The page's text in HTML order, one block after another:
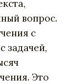
вопрос.
с
задачей,
Это